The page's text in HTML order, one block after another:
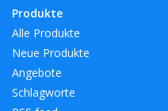
Produkte
Alle Produkte
Neue Produkte
Angebote
Schlagworte